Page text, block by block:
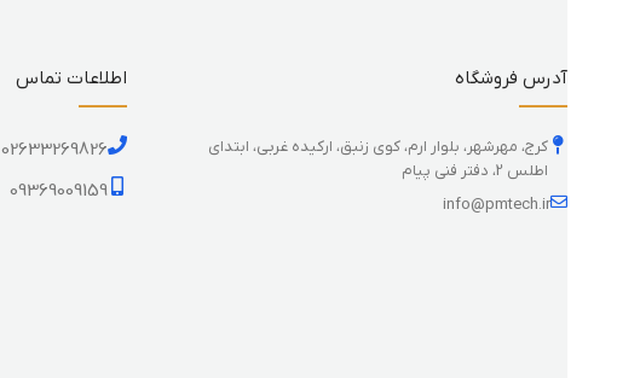
آدرس فروشگاه
کرج، مهرشهر، بلوار ارم، کوی زنبق، ارکیده غربی، ابتدای
اطلس 2، دفتر فنی پیام
info@pmtech.ir
اطلاعات تماس
02633269826
09369009159